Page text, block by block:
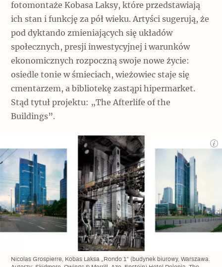
fotomontaże Kobasa Laksy, które przedstawiają
ich stan i funkcję za pół wieku. Artyści sugerują, że
pod dyktando zmieniających się układów
społecznych, presji inwestycyjnej i warunków
ekonomicznych rozpoczną swoje nowe życie:
osiedle tonie w śmieciach, wieżowiec staje się
cmentarzem, a bibliotekę zastąpi hipermarket.
Stąd tytuł projektu: „The Afterlife of the
Buildings”.
Nicolas Grospierre, Kobas Laksa „Rondo 1” (budynek biurowy, Warszawa.